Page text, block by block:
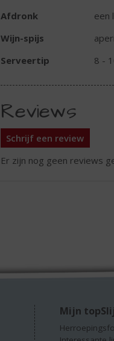
Afdronk
een
Wijn-spijs
Serveertip
8 -
Reviews
Schrijf een review
Er zijn nog geen reviews
Mijn